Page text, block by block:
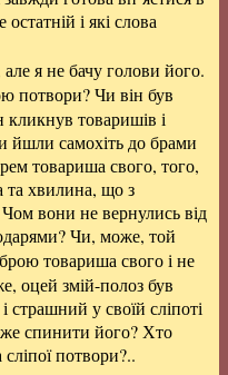
і які слова
я не бачу голови його.
потвори? Чи він був
кликнув товаришів і
йшли самохіть до брами
товариша свого, того,
хвилина, що з
вони не вернулись від
Чи, може, той
товариша свого і не
оцей змій-полоз був
страшний у своїй сліпоті
спинити його? Хто
потвори?..